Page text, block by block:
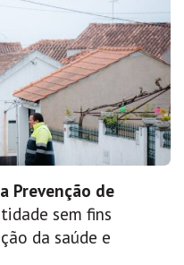
Prevenção de
sem fins
da saúde e